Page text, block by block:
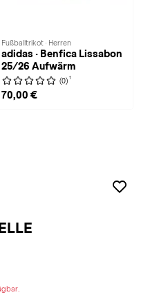
Fußballtrikot · Herren
adidas · Benfica Lissabon
25/26 Aufwärm
(0) 1
70,00 €